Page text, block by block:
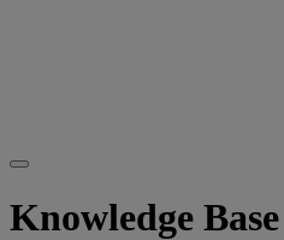
Knowledge Base